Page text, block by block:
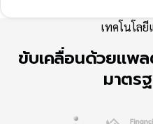
เทคโนโล
ขับเคลื่อนด้วยแพ
มาตร